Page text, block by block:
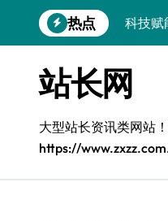
到
热点
科技赋
容器化
深度学
容器技
科技赋
站长网
大型站长资讯类网站！
https://